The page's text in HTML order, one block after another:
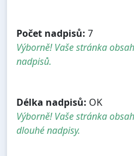
Počet nadpisů: 7
Výborně! Vaše stránka
nadpisů.
Délka nadpisů: OK
Výborně! Vaše stránka
dlouhé nadpisy.